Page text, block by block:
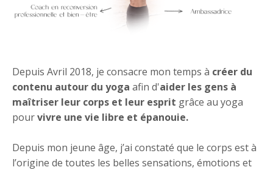
Depuis Avril 2018, je consacre mon temps à créer du
contenu autour du yoga afin d'aider les gens à
maîtriser leur corps et leur esprit grâce au yoga
pourvivre une vie libre et épanouie.
Depuis mon jeune âge, j’ai constaté que le corps est à
l’origine de toutes les belles sensations, émotions et